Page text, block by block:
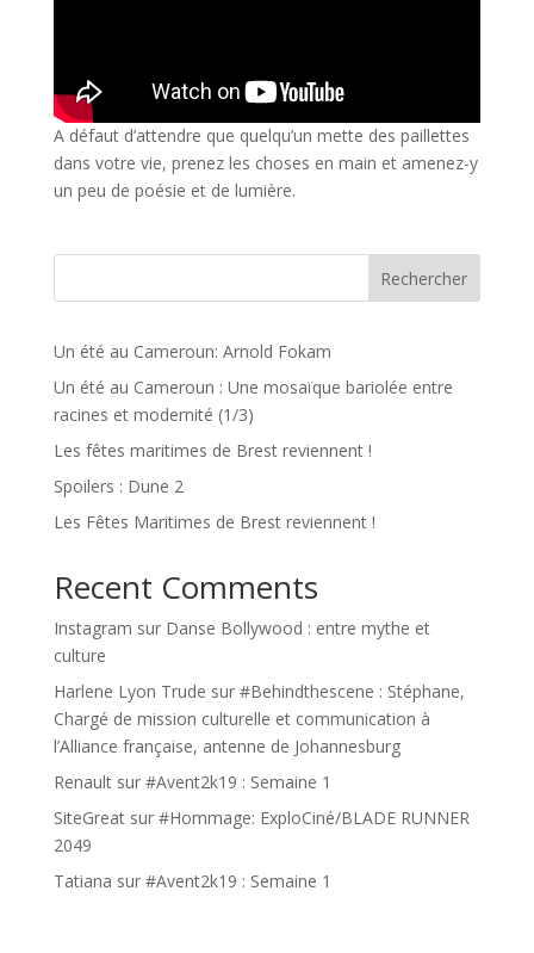
A défaut d’attendre que quelqu’un mette des paillettes
dans votre vie, prenez les choses en main et amenez-y
un peu de poésie et de lumière.
Rechercher
Un été au Cameroun: Arnold Fokam
Un été au Cameroun : Une mosaïque bariolée entre
racines et modernité (1/3)
Les fêtes maritimes de Brest reviennent !
Spoilers : Dune 2
Les Fêtes Maritimes de Brest reviennent !
Recent Comments
Instagram sur Danse Bollywood : entre mythe et
culture
Harlene Lyon Trude sur #Behindthescene : Stéphane,
Chargé de mission culturelle et communication à
l’Alliance française, antenne de Johannesburg
Renaultsur #Avent2k19 : Semaine 1
SiteGreatsur #Hommage: ExploCiné/BLADE RUNNER
2049
Tatiana sur #Avent2k19 : Semaine 1